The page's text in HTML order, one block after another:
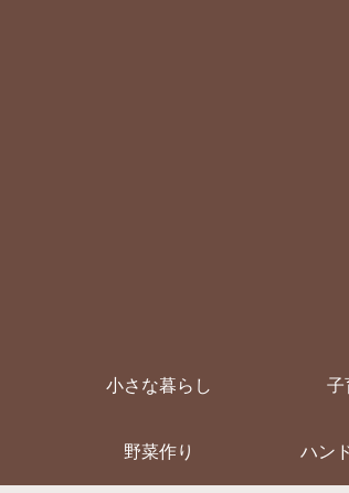
小さな暮らし 子
野菜作り ハン